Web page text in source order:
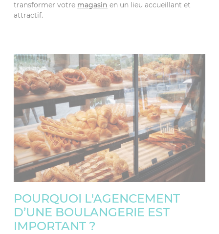
transformer votre magasin en un lieu accueillant et
attractif.
POURQUOI L'AGENCEMENT
D’UNE BOULANGERIE EST
IMPORTANT ?